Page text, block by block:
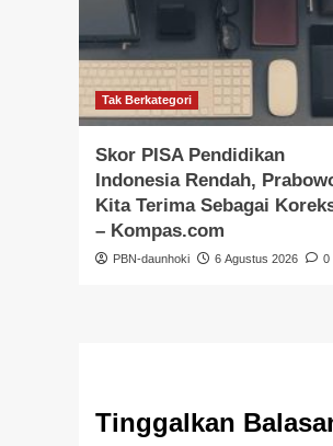
Tak Berkategori
Skor PISA Pendidikan
Indonesia Rendah,
Kita Terima Sebagai
– Kompas.com
PBN-daunhoki 6 Agustus 2026 0
Tinggalkan